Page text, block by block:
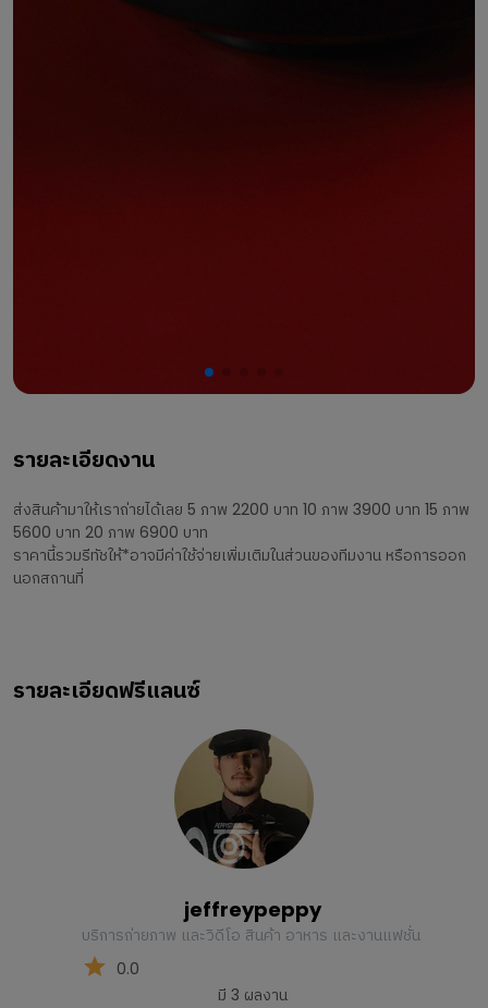
รายละเอียดงาน
ส่งสินค้ามาให้เราถ่ายได้เลย 5 ภาพ 2200 บาท 10 ภาพ 3900 บาท 15 ภาพ
5600 บาท 20 ภาพ 6900 บาท
ราคานี้รวมรีทัชให้*อาจมีค่าใช้จ่ายเพิ่มเติมในส่วนของทีมงาน หรือการออก
นอกสถานที่
รายละเอียดฟรีแลนซ์
jeffreypeppy
บริการถ่ายภาพ และวิดีโอ สินค้า อาหาร และงานแฟชั่น ​
0.0
มี 3 ผลงาน